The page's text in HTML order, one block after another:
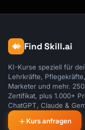
Find Skill.ai
KI-Kurse speziell für
Lehrkräfte,
Marketer und mehr.
Zertifikat, plus 1.000+
ChatGPT, Claude &
Kurs anfragen